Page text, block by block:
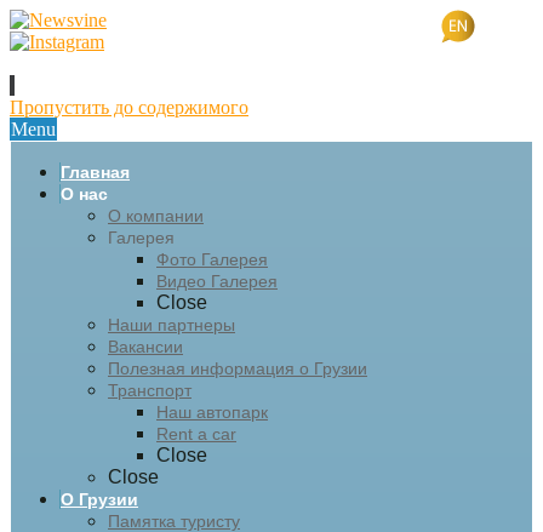
Пропустить до содержимого
Menu
Главная
О нас
О компании
Галерея
Фото Галерея
Видео Галерея
Close
Наши партнеры
Вакансии
Полезная информация о Грузии
Транспорт
Наш автопарк
Rent a car
Close
Close
О Грузии
Памятка туристу